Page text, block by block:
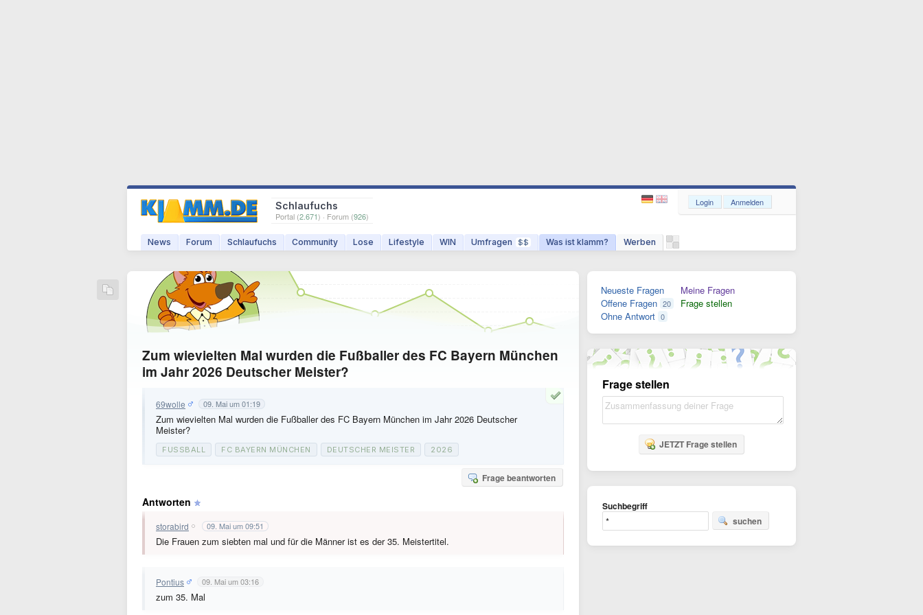
Schlaufuchs
Portal (2.671) · Forum (926)
News Forum Schlaufuchs Community Lose Lifestyle WIN Umfragen $$ Was ist klamm? Werben
Login Anmelden
Zum wievielten Mal wurden die Fußballer des FC Bayern München
im Jahr 2026 Deutscher Meister?
69wolle 09. Mai um 01:19
Zum wievielten Mal wurden die Fußballer des FC Bayern München im Jahr 2026 Deutscher
Meister?
FUSSBALL FC BAYERN MÜNCHEN DEUTSCHER MEISTER 2026
Frage beantworten
Antworten
storabird 09. Mai um 09:51
Die Frauen zum siebten mal und für die Männer ist es der 35. Meistertitel.
Pontius 09. Mai um 03:16
zum 35. Mal
Neueste Fragen
Offene Fragen 20
Ohne Antwort 0
Meine Fragen
Frage stellen
Frage stellen
JETZT Frage stellen
Suchbegriff
suchen